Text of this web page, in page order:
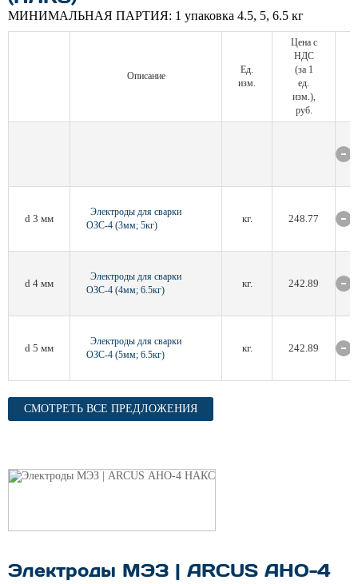
МИНИМАЛЬНАЯ ПАРТИЯ: 1 упаковка 4.5, 5, 6.5 кг
Описание
Ед.
изм.
Цена с
НДС
(за 1
ед.
изм.),
руб.
d 3 мм
Электроды для сварки
ОЗС-4 (3мм; 5кг)
кг. 248.77
d 4 мм
Электроды для сварки
ОЗС-4 (4мм; 6.5кг)
кг. 242.89
d 5 мм
Электроды для сварки
ОЗС-4 (5мм; 6.5кг)
кг. 242.89
СМОТРЕТЬ ВСЕ ПРЕДЛОЖЕНИЯ
Электроды МЭЗ | ARCUS АНО-4